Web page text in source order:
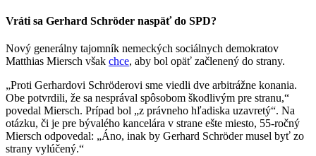
Vráti sa Gerhard Schröder naspäť do SPD?
Nový generálny tajomník nemeckých sociálnych demokratov
Matthias Miersch však chce, aby bol opäť začlenený do strany.
„Proti Gerhardovi Schröderovi sme viedli dve arbitrážne konania.
Obe potvrdili, že sa nesprával spôsobom škodlivým pre stranu,“
povedal Miersch. Prípad bol „z právneho hľadiska uzavretý“. Na
otázku, či je pre bývalého kancelára v strane ešte miesto, 55-ročný
Miersch odpovedal: „Áno, inak by Gerhard Schröder musel byť zo
strany vylúčený.“